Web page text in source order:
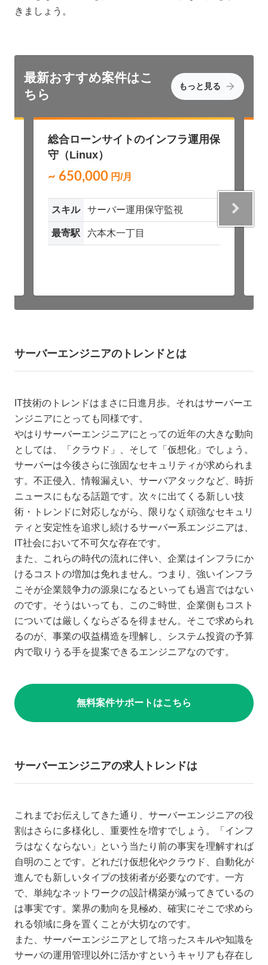
きましょう。
最新おすすめ案件はこ
ちら
もっと見る
総合ローンサイトのインフラ運用保
守（Linux）
~ 650,000 円/月
スキル サーバー運用保守監視
最寄駅 六本木一丁目
サーバーエンジニアのトレンドとは
IT技術のトレンドはまさに日進月歩。それはサーバーエ
ンジニアにとっても同様です。
やはりサーバーエンジニアにとっての近年の大きな動向
としては、「クラウド」、そして「仮想化」でしょう。
サーバーは今後さらに強固なセキュリティが求められま
す。不正侵入、情報漏えい、サーバアタックなど、時折
ニュースにもなる話題です。次々に出てくる新しい技
術・トレンドに対応しながら、限りなく頑強なセキュリ
ティと安定性を追求し続けるサーバー系エンジニアは、
IT社会において不可欠な存在です。
また、これらの時代の流れに伴い、企業はインフラにか
けるコストの増加は免れません。つまり、強いインフラ
こそが企業競争力の源泉になるといっても過言ではない
のです。そうはいっても、このご時世、企業側もコスト
については厳しくならざるを得ません。そこで求められ
るのが、事業の収益構造を理解し、システム投資の予算
内で取りうる手を提案できるエンジニアなのです。
無料案件サポートはこちら
サーバーエンジニアの求人トレンドは
これまでお伝えしてきた通り、サーバーエンジニアの役
割はさらに多様化し、重要性を増すでしょう。「インフ
ラはなくならない」という当たり前の事実を理解すれば
自明のことです。どれだけ仮想化やクラウド、自動化が
進んでも新しいタイプの技術者が必要なのです。一方
で、単純なネットワークの設計構築が減ってきているの
は事実です。業界の動向を見極め、確実にそこで求めら
れる領域に身を置くことが大切なのです。
また、サーバーエンジニアとして培ったスキルや知識を
サーバの運用管理以外に活かすというキャリアも存在し